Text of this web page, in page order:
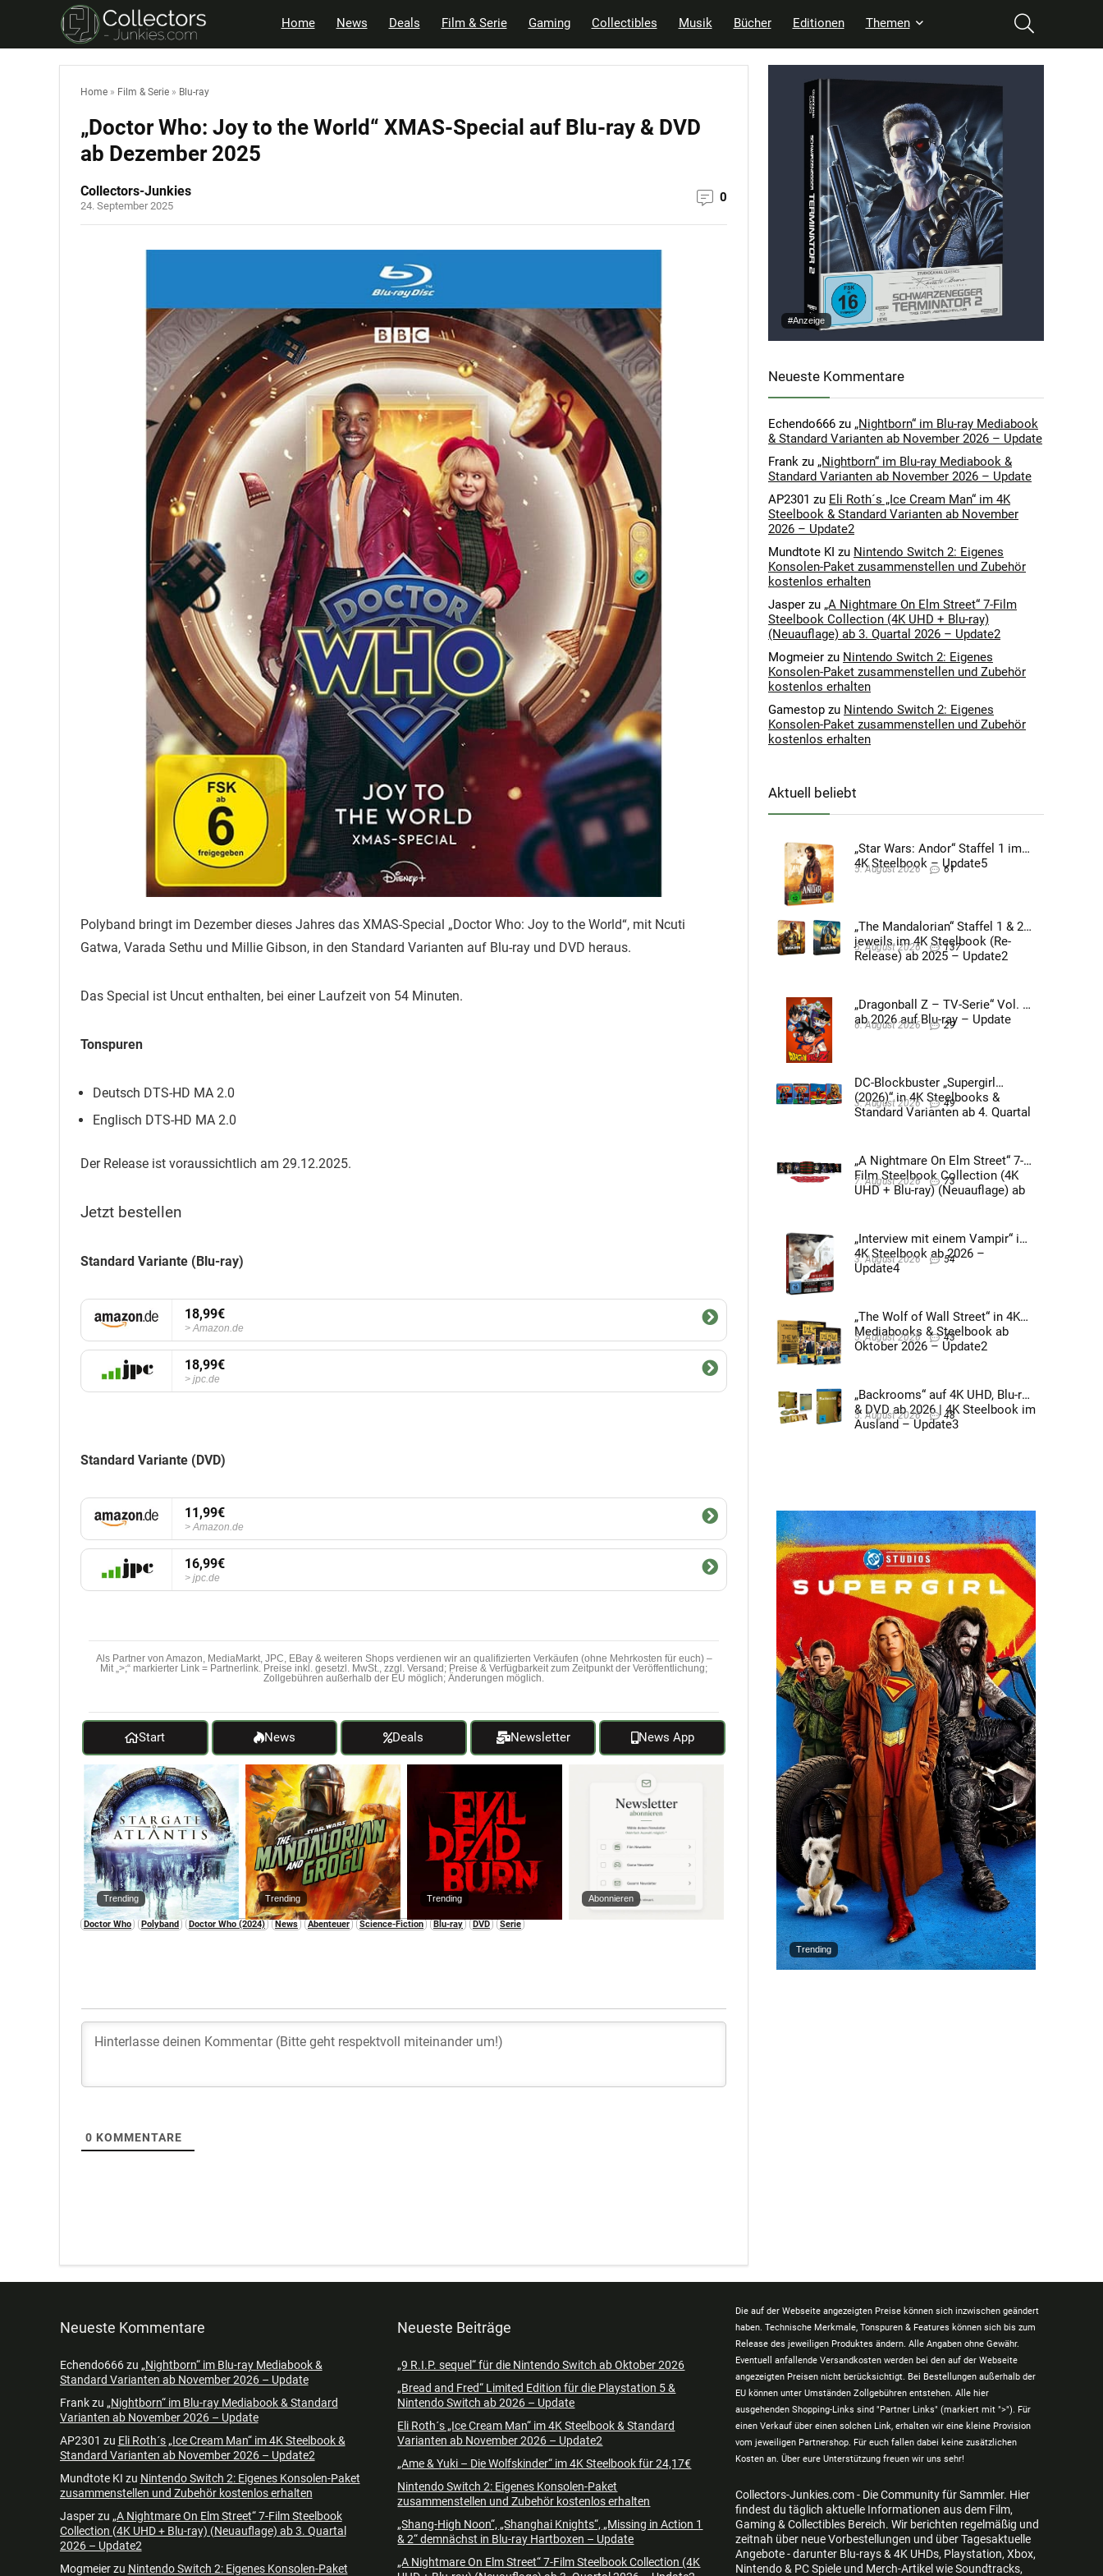
Home News Deals Film & Serie Gaming Collectibles Musik Bücher Editionen Themen
Home » Film & Serie » Blu-ray
„Doctor Who: Joy to the World“ XMAS-Special auf Blu-ray & DVD
ab Dezember 2025
Collectors-Junkies
24. September 2025
0
Polyband bringt im Dezember dieses Jahres das XMAS-Special „Doctor Who: Joy to the World“, mit Ncuti
Gatwa, Varada Sethu und Millie Gibson, in den Standard Varianten auf Blu-ray und DVD heraus.
Das Special ist Uncut enthalten, bei einer Laufzeit von 54 Minuten.
Tonspuren
Deutsch DTS-HD MA 2.0
Englisch DTS-HD MA 2.0
Der Release ist voraussichtlich am 29.12.2025.
Jetzt bestellen
Standard Variante (Blu-ray)
18,99€
Amazon.de
18,99€
jpc.de
Standard Variante (DVD)
11,99€
Amazon.de
16,99€
jpc.de
Als Partner von Amazon, MediaMarkt, JPC, EBay & weiteren Shops verdienen wir an qualifizierten Verkäufen (ohne Mehrkosten für euch) –
Mit „>;“ markierter Link = Partnerlink. Preise inkl. gesetzl. MwSt., zzgl. Versand; Preise & Verfügbarkeit zum Zeitpunkt der Veröffentlichung;
Zollgebühren außerhalb der EU möglich; Änderungen möglich.
Start News Deals Newsletter News App
Trending Trending Trending Abonnieren
Doctor Who Polyband Doctor Who (2024) News Abenteuer Science-Fiction Blu-ray DVD Serie
0 KOMMENTARE
#Anzeige
Neueste Kommentare
Echendo666 zu „Nightborn“ im Blu-ray Mediabook
& Standard Varianten ab November 2026 – Update
Frank zu „Nightborn“ im Blu-ray Mediabook &
Standard Varianten ab November 2026 – Update
AP2301 zu Eli Roth´s „Ice Cream Man“ im 4K
Steelbook & Standard Varianten ab November
2026 – Update2
Mundtote KI zu Nintendo Switch 2: Eigenes
Konsolen-Paket zusammenstellen und Zubehör
kostenlos erhalten
Jasper zu „A Nightmare On Elm Street“ 7-Film
Steelbook Collection (4K UHD + Blu-ray)
(Neuauflage) ab 3. Quartal 2026 – Update2
Mogmeier zu Nintendo Switch 2: Eigenes
Konsolen-Paket zusammenstellen und Zubehör
kostenlos erhalten
Gamestop zu Nintendo Switch 2: Eigenes
Konsolen-Paket zusammenstellen und Zubehör
kostenlos erhalten
Aktuell beliebt
„Star Wars: Andor“ Staffel 1 im
4K Steelbook – Update5
5. August 2026 61
„The Mandalorian“ Staffel 1 & 2
jeweils im 4K Steelbook (Re-
Release) ab 2025 – Update2
5. August 2026 137
„Dragonball Z – TV-Serie“ Vol. 4
ab 2026 auf Blu-ray – Update
6. August 2026 29
DC-Blockbuster „Supergirl
(2026)“ in 4K Steelbooks &
Standard Varianten ab 4. Quartal
3. August 2026 49
„A Nightmare On Elm Street“ 7-
Film Steelbook Collection (4K
UHD + Blu-ray) (Neuauflage) ab
7. August 2026 73
„Interview mit einem Vampir“ im
4K Steelbook ab 2026 –
Update4
3. August 2026 54
„The Wolf of Wall Street“ in 4K
Mediabooks & Steelbook ab
Oktober 2026 – Update2
5. August 2026 43
„Backrooms“ auf 4K UHD, Blu-ray
& DVD ab 2026 | 4K Steelbook im
Ausland – Update3
5. August 2026 48
Trending
Neueste Kommentare
Echendo666zu „Nightborn“ im Blu-ray Mediabook &
Standard Varianten ab November 2026 – Update
Frankzu „Nightborn“ im Blu-ray Mediabook & Standard
Varianten ab November 2026 – Update
AP2301 zu Eli Roth´s „Ice Cream Man“ im 4K Steelbook &
Standard Varianten ab November 2026 – Update2
Mundtote KI zu Nintendo Switch 2: Eigenes Konsolen-Paket
zusammenstellen und Zubehör kostenlos erhalten
Jasperzu „A Nightmare On Elm Street“ 7-Film Steelbook
Collection (4K UHD + Blu-ray) (Neuauflage) ab 3. Quartal
2026 – Update2
Mogmeierzu Nintendo Switch 2: Eigenes Konsolen-Paket
Neueste Beiträge
„9 R.I.P. sequel“ für die Nintendo Switch ab Oktober 2026
„Bread and Fred“ Limited Edition für die Playstation 5 &
Nintendo Switch ab 2026 – Update
Eli Roth´s „Ice Cream Man“ im 4K Steelbook & Standard
Varianten ab November 2026 – Update2
„Ame & Yuki – Die Wolfskinder“ im 4K Steelbook für 24,17€
Nintendo Switch 2: Eigenes Konsolen-Paket
zusammenstellen und Zubehör kostenlos erhalten
„Shang-High Noon“, „Shanghai Knights“, „Missing in Action 1
& 2“ demnächst in Blu-ray Hartboxen – Update
„A Nightmare On Elm Street“ 7-Film Steelbook Collection (4K
Die auf der Webseite angezeigten Preise können sich inzwischen geändert
haben. Technische Merkmale, Tonspuren & Features können sich bis zum
Release des jeweiligen Produktes ändern. Alle Angaben ohne Gewähr.
Eventuell anfallende Versandkosten werden bei den auf der Webseite
angezeigten Preisen nicht berücksichtigt. Bei Bestellungen außerhalb der
EU können unter Umständen Zollgebühren entstehen. Alle hier
ausgehenden Shopping-Links sind "Partner Links" (markiert mit ">"). Für
einen Verkauf über einen solchen Link, erhalten wir eine kleine Provision
vom jeweiligen Partnershop. Für euch fallen dabei keine zusätzlichen
Kosten an. Über eure Unterstützung freuen wir uns sehr!
Collectors-Junkies.com - Die Community für Sammler. Hier
findest du täglich aktuelle Informationen aus dem Film,
Gaming & Collectibles Bereich. Wir berichten regelmäßig und
zeitnah über neue Vorbestellungen und über Tagesaktuelle
Angebote - darunter Blu-rays & 4K UHDs, Playstation, Xbox,
Nintendo & PC Spiele und Merch-Artikel wie Soundtracks,